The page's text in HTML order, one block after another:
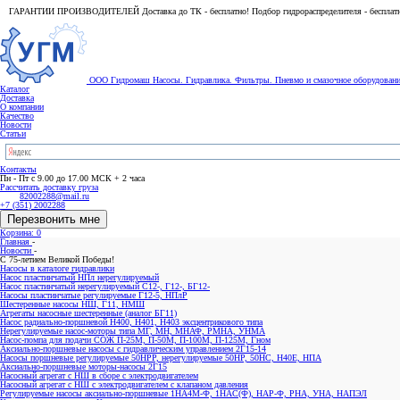
ГАРАНТИИ ПРОИЗВОДИТЕЛЕЙ Доставка до ТК - бесплатно! Подбор гидрораспределителя -
ООО Гидромаш Насосы. Гидравлика. Фильтры. Пневмо и смазочное
Каталог
Доставка
О компании
Качество
Новости
Статьи
Контакты
Пн - Пт с 9.00 до 17.00 МСК + 2 часа
Рассчитать доставку груза
82002288@mail.ru
+7 (351) 2002288
Перезвонить мне
Корзина: 0
Главная -
Новости -
С 75-летием Великой Победы!
Насосы в каталоге гидравлики
Насос пластинчатый НПл нерегулируемый
Насос пластинчатый нерегулируемый С12-, Г12-, БГ12-
Насосы пластинчатые регулируемые Г12-5, НПлР
Шестеренные насосы НШ, Г11, НМШ
Агрегаты насосные шестеренные (аналог БГ11)
Насос радиально-поршневой Н400, Н401, Н403 эксцентрикового типа
Нерегулируемые насос-моторы типа МГ, МН, МНАФ, РМНА, УНМА
Насос-помпа для подачи СОЖ П-25М, П-50М, П-100М, П-125М, Гном
Аксиально-поршневые насосы с гидравлическим управлением 2Г15-14
Насосы поршневые регулируемые 50НРР, нерегулируемые 50НР, 50НС, Н40Е, НПА
Аксиально-поршневые моторы-насосы 2Г15
Насосный агрегат с НШ в сборе с электродвигателем
Насосный агрегат с НШ с электродвигателем с клапаном давления
Регулируемые насосы аксиально-поршневые 1НА4М-Ф, 1НАС(Ф), НАР-Ф, РНА, УНА, НАПЭЛ